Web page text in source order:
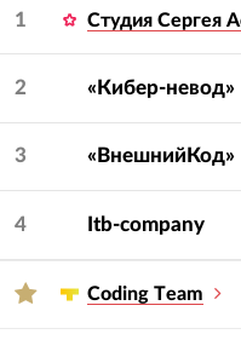
1 Студия Сергея
2 «Кибер-невод»
3 «ВнешнийКод»
4 Itb-company
Сoding Тeam